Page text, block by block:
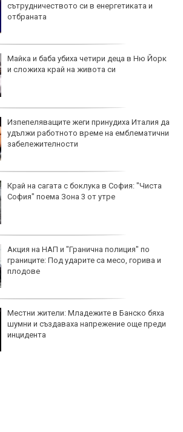
сътрудничеството си в енергетиката и
отбраната
Майка и баба убиха четири деца в Ню Йорк
и сложиха край на живота си
Изпепеляващите жеги принудиха Италия да
удължи работното време на емблематични
забележителности
Край на сагата с боклука в София: "Чиста
София" поема Зона 3 от утре
Акция на НАП и "Гранична полиция" по
границите: Под ударите са месо, горива и
плодове
Местни жители: Младежите в Банско бяха
шумни и създаваха напрежение още преди
инцидента